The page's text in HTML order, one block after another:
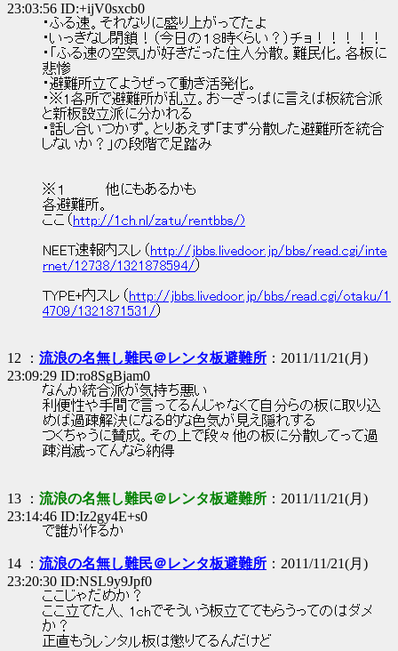
23:03:56 ID:+ijV0sxcb0
・ふる速。それなりに盛り上がってたよ
・いっきなし閉鎖！（今日の１８時くらい？）チョ！！！！！
・「ふる速の空気」が好きだった住人分散。難民化。各板に
悲惨
・避難所立てようぜって動き活発化。
・※1各所で避難所が乱立。おーざっぱに言えば板統合派
と新板設立派に分かれる
・話し合いつかず。とりあえず「まず分散した避難所を統合
しないか？」の段階で足踏み
※１ 他にもあるかも
各避難所。
ここ（ http://1ch.nl/zatu/rentbbs/)
NEET速報内スレ（ http://jbbs.livedoor.jp/bbs/read.cgi/inte
rnet/12738/1321878594/）
TYPE+内スレ（ http://jbbs.livedoor.jp/bbs/read.cgi/otaku/1
4709/1321871531/）
12 ： 流浪の名無し難民＠レンタ板避難所 ：2011/11/21(月)
23:09:29 ID:ro8SgBjam0
なんか統合派が気持ち悪い
利便性や手間で言ってるんじゃなくて自分らの板に取り込
めば過疎解決になる的な色気が見え隠れする
つくちゃうに賛成。その上で段々他の板に分散してって過
疎消滅ってんなら納得
13 ： 流浪の名無し難民＠レンタ板避難所 ：2011/11/21(月)
23:14:46 ID:Iz2gy4E+s0
で誰が作るか
14 ： 流浪の名無し難民＠レンタ板避難所 ：2011/11/21(月)
23:20:30 ID:NSL9y9Jpf0
ここじゃだめか？
ここ立てた人、1chでそういう板立ててもらうってのはダメ
か？
正直もうレンタル板は懲りてるんだけど